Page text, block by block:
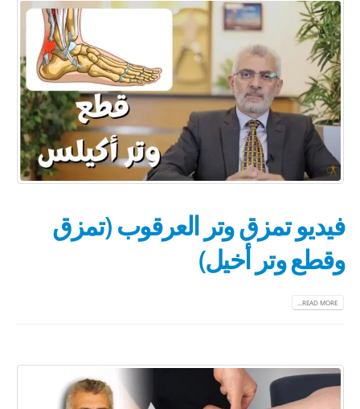
فيديو تمزق وتر العرقوب (تمزق
وقطع وتر أخيل)
READ MORE...